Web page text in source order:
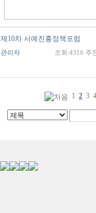
제10차 서예진흥정책포럼
관리자 조회:4316 추
1 2 3 4